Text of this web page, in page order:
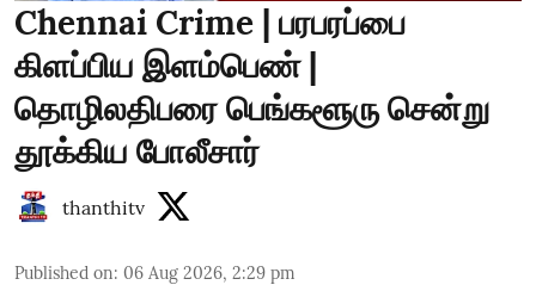
Chennai Crime | பரபரப்பை
கிளப்பிய இளம்பெண் |
தொழிலதிபரை பெங்களூரு சென்று
தூக்கிய போலீசார்
thanthitv
Published on: 06 Aug 2026, 2:29 pm